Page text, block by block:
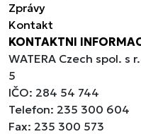
Zprávy
Kontakt
KONTAKTNI
WATERA Czech spol. s
5
IČO: 284 54 744
Telefon: 235 300 604
Fax: 235 300 573